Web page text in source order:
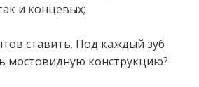
и концевых;
ставить. Под каждый зуб
мостовидную конструкцию?